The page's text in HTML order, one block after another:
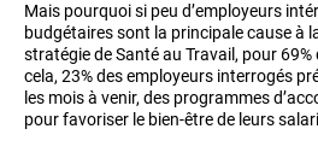
Mais pourquoi si peu d’employeurs
budgétaires sont la principale cause à
stratégie de Santé au Travail, pour
cela, 23% des employeurs interrogés
les mois à venir, des programmes
pour favoriser le bien-être de leurs